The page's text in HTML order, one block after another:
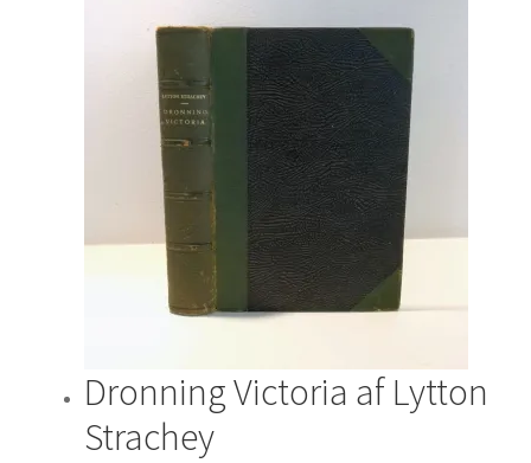
Dronning Victoria af Lytton
Strachey